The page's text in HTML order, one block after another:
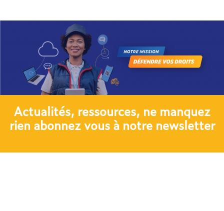
Actualités, ressources, ne manquez
rien abonnez vous à notre newsletter​